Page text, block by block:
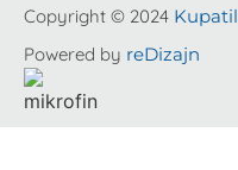
Copyright © 2024
Powered by reDizajn